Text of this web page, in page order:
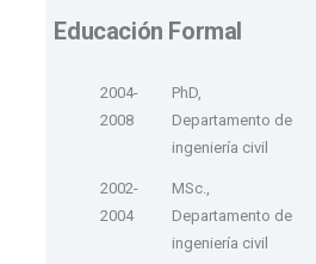
Educación Formal
2004-
2008
PhD,
Departamento de
ingeniería civil
2002-
2004
MSc.,
Departamento de
ingeniería civil